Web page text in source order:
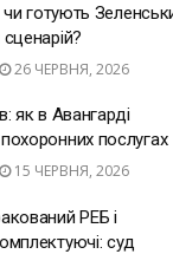
чи готують
26 ЧЕРВНЯ, 2026
як в Авангарді
послугах
15 ЧЕРВНЯ, 2026
РЕБ і
суд